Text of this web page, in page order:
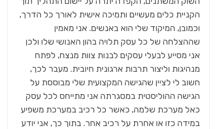
הקניית כלים מעשיים ותמיכה אישית לאורך כל הדרך,
וכמובן, המיקוד שלי הוא באנשים. אני מאמין
שההצלחה של כל עסק תלויה בהון האנושי שלו ולכן
אני מסייע לבעלי עסקים לבנות צוות מנצח, לפתח
מנהיגות וליצור תרבות ארגונית חיובית. מעבר לכך,
חשוב לי לציין שהגישה המקצועית שלי מבוססת על
הגישה ההוליסטית במסגרתה אני מתייחס לכל עסק
כאל מערכת שלמה, כאשר כל רכיב במערכת משפיע
במידה כזו או אחרת על רכיב אחר. בתוך כך, אני יודע